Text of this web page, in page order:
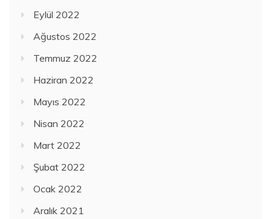
Eylül 2022
Ağustos 2022
Temmuz 2022
Haziran 2022
Mayıs 2022
Nisan 2022
Mart 2022
Şubat 2022
Ocak 2022
Aralık 2021